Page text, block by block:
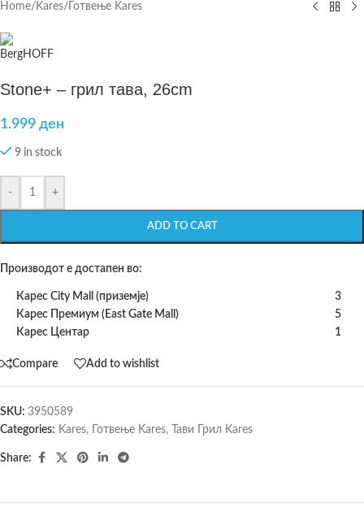
Home/ Kares/ Готвење Kares
Stone+ – грил тава, 26cm
1.999 ден
9 in stock
- +
ADD TO CART
Производот е достапен во:
Карес City Mall (приземје)
3
Карес Премиум (East Gate Mall)
5
Карес Центар
1
Compare Add to wishlist
SKU: 3950589
Categories: Kares, Готвење Kares, Тави Грил Kares
Share: